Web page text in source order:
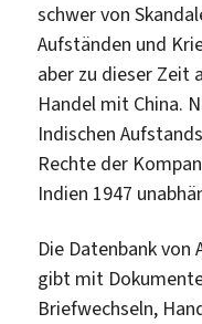
schwer von
Aufständen und
aber zu dieser Zeit
Handel mit China.
Indischen
Rechte der
Indien 1947
Die Datenbank
gibt mit
Briefwechseln,